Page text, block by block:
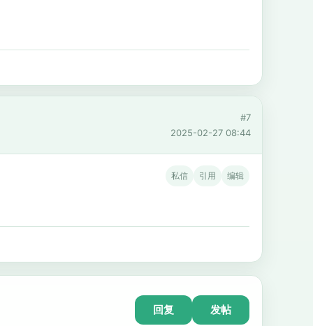
#7
2025-02-27 08:44
私信 引用 编辑
回复 发帖